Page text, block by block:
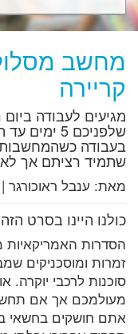
מחשב
קריירה
מגיעים לעבודה
שלפניכם 5
בעבודה
שתמיד רציתם אך
מאת: ענבל ראוכורגר |
כולנו היינו בסרט הזה
הסדרות האמריקאיות
זמרות ומוסכניקים
סוכנות לרכבי יוקרה.
מעולמכם אך אם
אתם חושקים בחשאי